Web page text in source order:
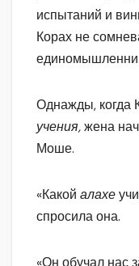
испытаний и
Корах не
Однажды, когда
учения,жена
Моше.
«Какой алахе
спросила она.
«Он обучал нас